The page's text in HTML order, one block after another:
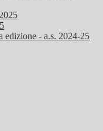
edizione - a.s. 2024-25